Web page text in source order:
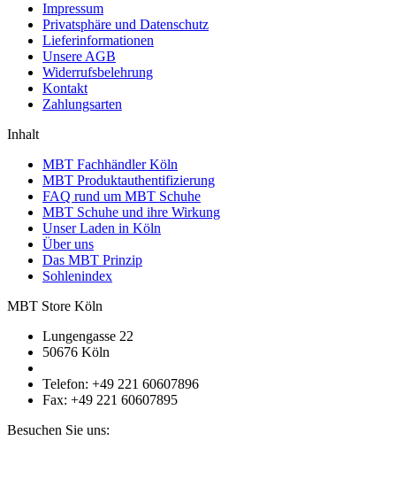
Impressum
Privatsphäre und Datenschutz
Lieferinformationen
Unsere AGB
Widerrufsbelehrung
Kontakt
Zahlungsarten
Inhalt
MBT Fachhändler Köln
MBT Produktauthentifizierung
FAQ rund um MBT Schuhe
MBT Schuhe und ihre Wirkung
Unser Laden in Köln
Über uns
Das MBT Prinzip
Sohlenindex
MBT Store Köln
Lungengasse 22
50676 Köln
Telefon: +49 221 60607896
Fax: +49 221 60607895
Besuchen Sie uns: